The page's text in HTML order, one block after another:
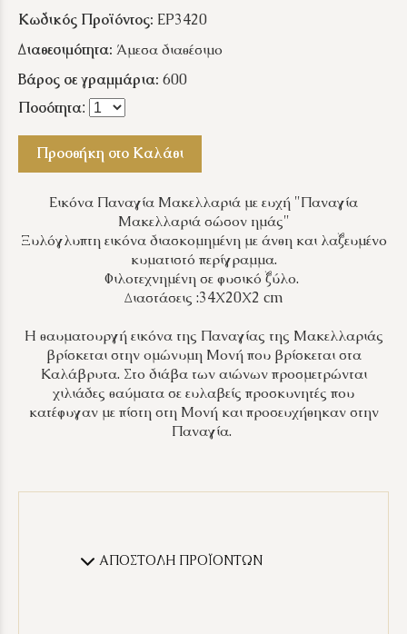
Κωδικός Προϊόντος: EP3420
Διαθεσιμότητα: Άμεσα διαθέσιμο
Βάρος σε γραμμάρια: 600
Ποσότητα:
Προσθήκη στο Καλάθι
Εικόνα Παναγία Μακελλαριά με ευχή "Παναγία
Μακελλαριά σώσον ημάς"
Ξυλόγλυπτη εικόνα διασκομημένη με άνθη και λαξευμένο
κυματιστό περίγραμμα.
Φιλοτεχνημένη σε φυσικό ξύλο.
Διαστάσεις :34Χ20Χ2 cm
Η θαυματουργή εικόνα της Παναγίας της Μακελλαριάς
βρίσκεται στην ομώνυμη Μονή που βρίσκεται στα
Καλάβρυτα. Στο διάβα των αιώνων προσμετρώνται
χιλιάδες θαύματα σε ευλαβείς προσκυνητές που
κατέφυγαν με πίστη στη Μονή και προσευχήθηκαν στην
Παναγία.
ΑΠΟΣΤΟΛΗ ΠΡΟΪΟΝΤΩΝ